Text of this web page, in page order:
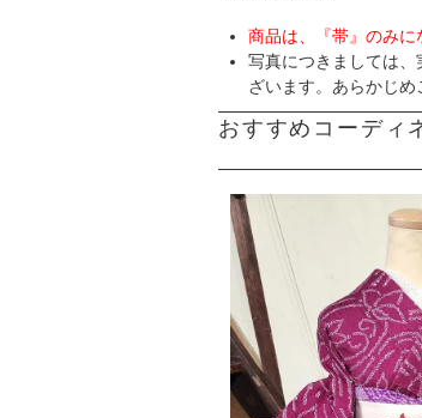
商品は、『帯』のみに
写真につきましては
ざいます。あらかじめ
おすすめコーディ